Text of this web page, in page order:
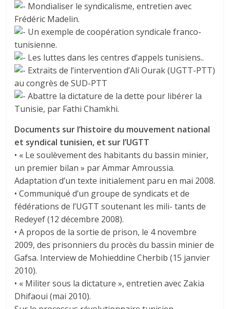
Mondialiser le syndicalisme, entretien avec
Frédéric Madelin.
Un exemple de coopération syndicale franco-
tunisienne.
Les luttes dans les centres d’appels tunisiens..
Extraits de l’intervention d’Ali Ourak (UGTT-PTT)
au congrès de SUD-PTT
Abattre la dictature de la dette pour libérer la
Tunisie, par Fathi Chamkhi.
Documents sur l’histoire du mouvement national
et syndical tunisien, et sur l’UGTT
• « Le soulèvement des habitants du bassin minier,
un premier bilan » par Ammar Amroussia.
Adaptation d’un texte initialement paru en mai 2008.
• Communiqué d’un groupe de syndicats et de
fédérations de l’UGTT soutenant les mili- tants de
Redeyef (12 décembre 2008).
• A propos de la sortie de prison, le 4 novembre
2009, des prisonniers du procès du bassin minier de
Gafsa. Interview de Mohieddine Cherbib (15 janvier
2010).
• « Militer sous la dictature », entretien avec Zakia
Dhifaoui (mai 2010).